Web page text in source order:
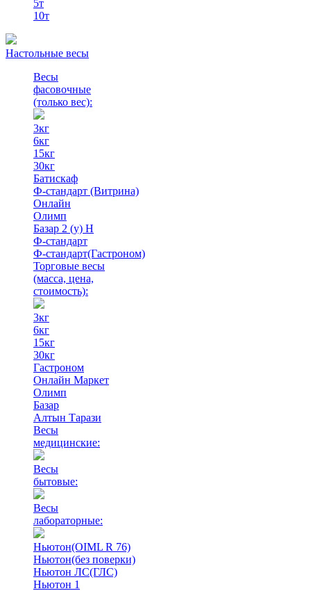
5т
10т
Настольные весы
Весы
фасовочные
(только вес):
3кг
6кг
15кг
30кг
Батискаф
Ф-стандарт (Витрина)
Онлайн
Олимп
Базар 2 (у) Н
Ф-стандарт
Ф-стандарт(Гастроном)
Торговые весы
(масса, цена,
стоимость):
3кг
6кг
15кг
30кг
Гастроном
Онлайн Маркет
Олимп
Базар
Алтын Тарази
Весы
медицинские:
Весы
бытовые:
Весы
лабораторные:
Ньютон(OIML R 76)
Ньютон(без поверки)
Ньютон ЛС(ГЛС)
Ньютон 1